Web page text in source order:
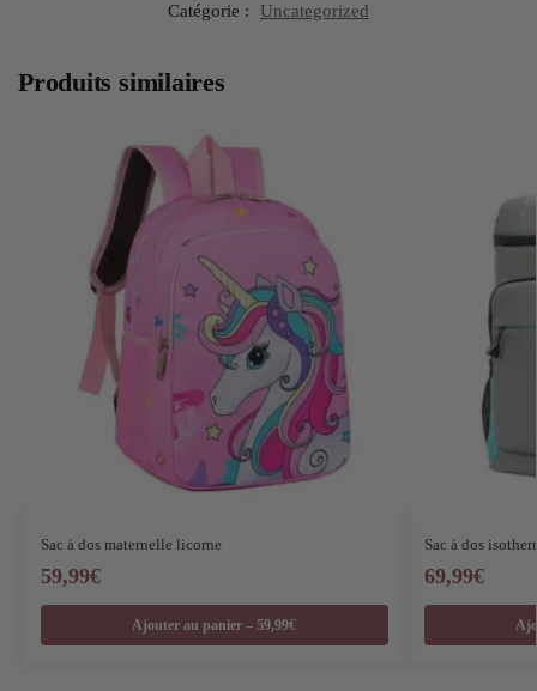
Catégorie : Uncategorized
Produits similaires
Sac à dos maternelle licorne
59,99€
Ajouter au panier – 59,99€
Sac à dos
69,99€